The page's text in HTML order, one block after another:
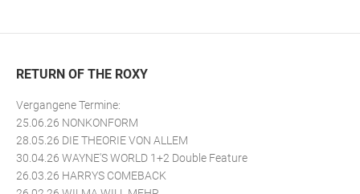
RETURN OF THE ROXY
Vergangene Termine:
25.06.26 NONKONFORM
28.05.26 DIE THEORIE VON ALLEM
30.04.26 WAYNE'S WORLD 1+2 Double Feature
26.03.26 HARRYS COMEBACK